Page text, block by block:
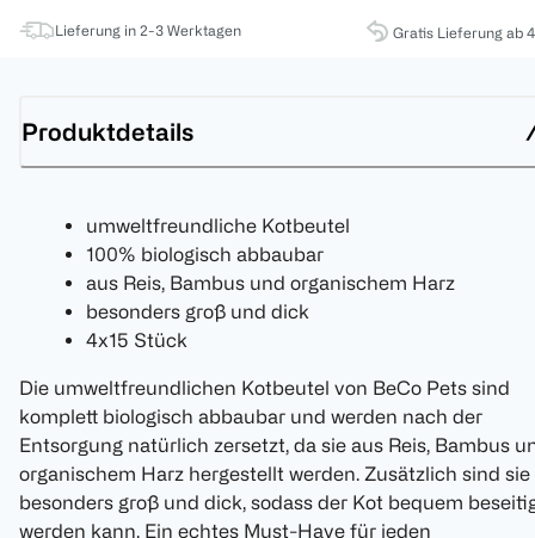
Lieferung in 2-3 Werktagen Gratis Lieferung ab
Produktdetails
umweltfreundliche Kotbeutel
100% biologisch abbaubar
aus Reis, Bambus und organischem Harz
besonders groß und dick
4x15 Stück
Die umweltfreundlichen Kotbeutel von BeCo Pets sind
komplett biologisch abbaubar und werden nach der
Entsorgung natürlich zersetzt, da sie aus Reis, Bambus
organischem Harz hergestellt werden. Zusätzlich sind sie
besonders groß und dick, sodass der Kot bequem
werden kann. Ein echtes Must-Have für jeden